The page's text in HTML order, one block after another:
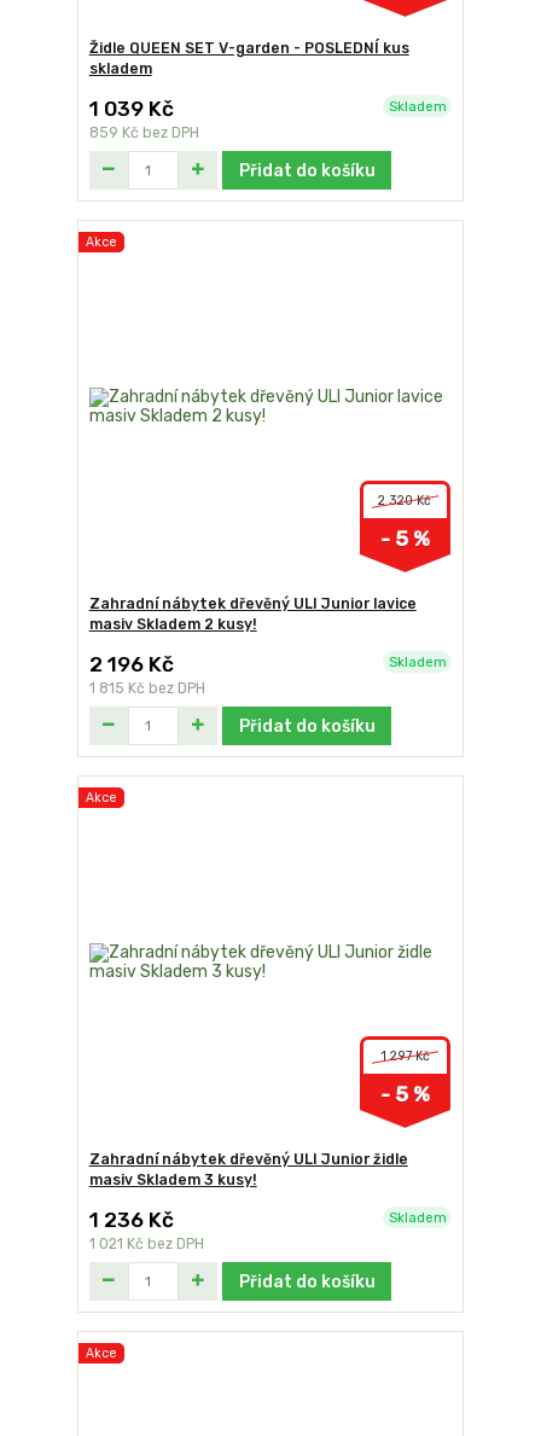
Židle QUEEN SET V-garden - POSLEDNÍ kus
skladem
1 039 Kč
859 Kč bez DPH
Skladem
Přidat do košíku
Akce
2 320 Kč
- 5 %
Zahradní nábytek dřevěný ULI Junior lavice
masiv Skladem 2 kusy!
2 196 Kč
1 815 Kč bez DPH
Skladem
Přidat do košíku
Akce
1 297 Kč
- 5 %
Zahradní nábytek dřevěný ULI Junior židle
masiv Skladem 3 kusy!
1 236 Kč
1 021 Kč bez DPH
Skladem
Přidat do košíku
Akce